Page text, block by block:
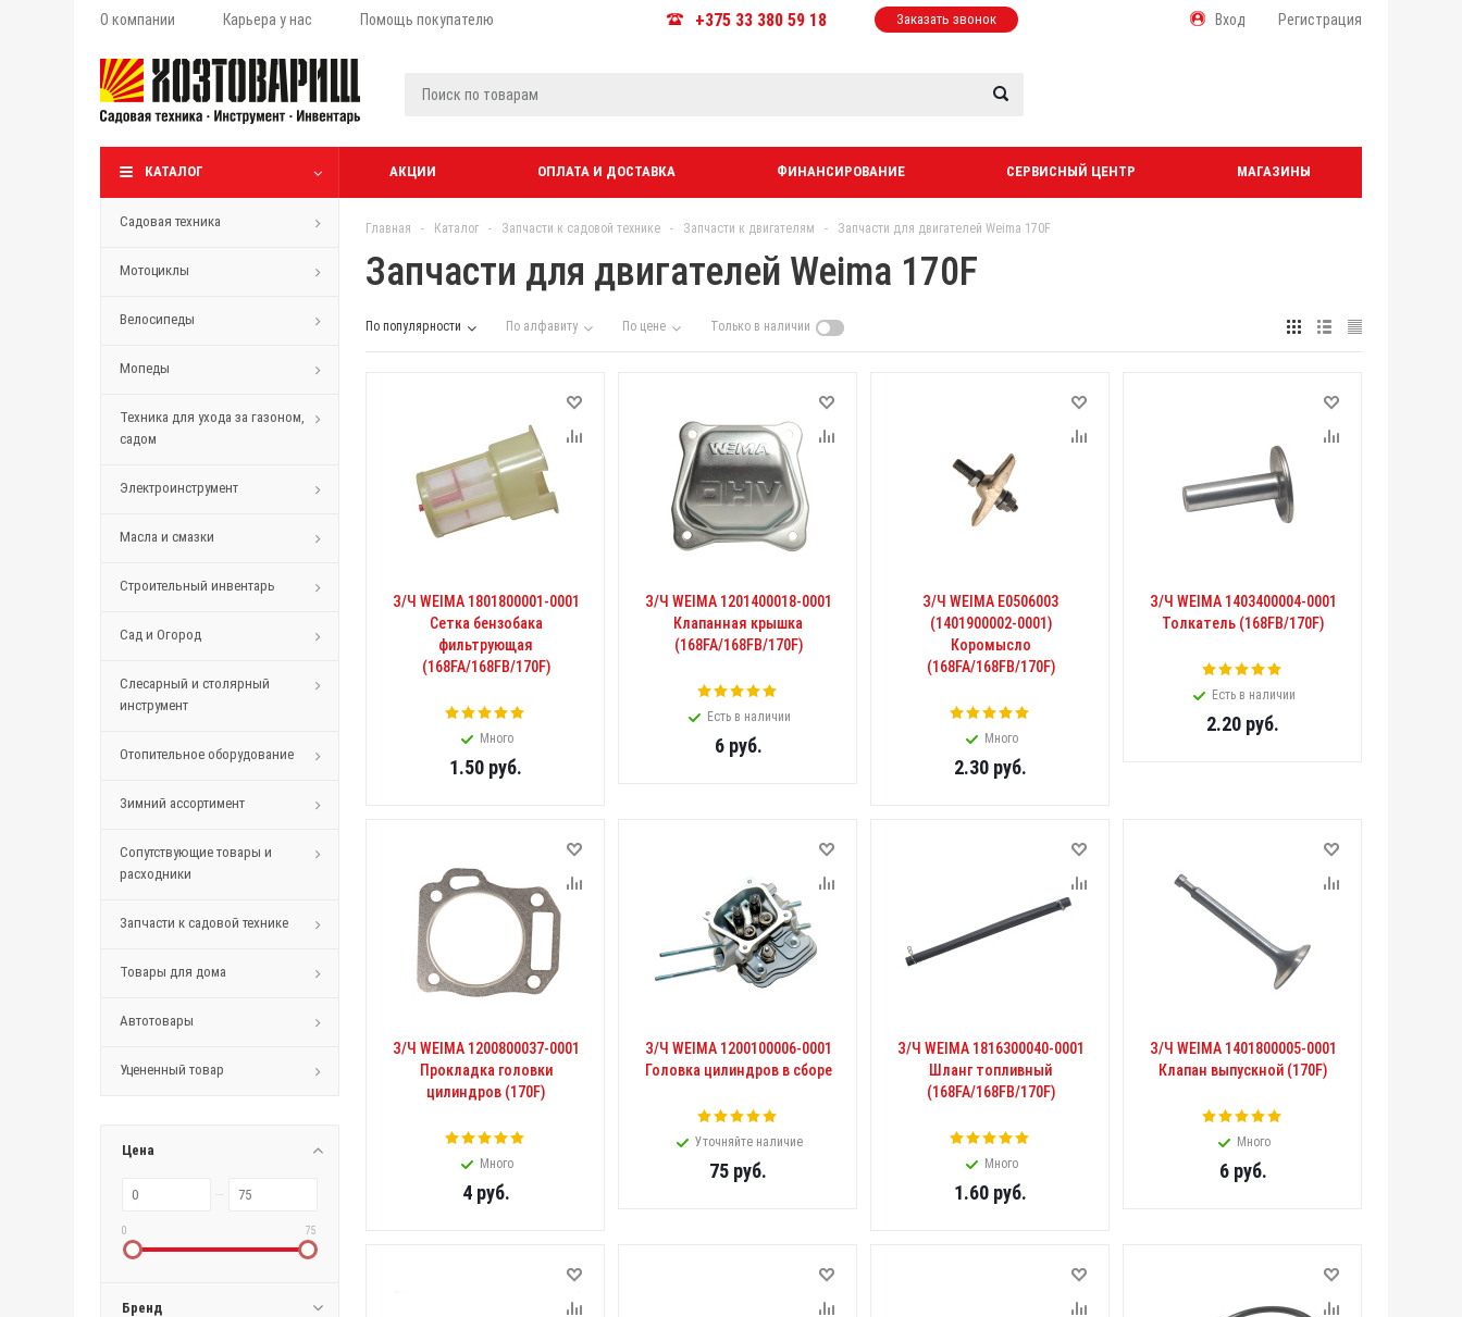
О компании Карьера у нас Помощь покупателю +375 33 380 59 18 Заказать звонок Вход Регистрация
КАТАЛОГ АКЦИИ ОПЛАТА И ДОСТАВКА ФИНАНСИРОВАНИЕ СЕРВИСНЫЙ ЦЕНТР МАГАЗИНЫ
Садовая техника
Мотоциклы
Велосипеды
Мопеды
Техника для ухода за газоном,
садом
Электроинструмент
Масла и смазки
Строительный инвентарь
Сад и Огород
Слесарный и столярный
инструмент
Отопительное оборудование
Зимний ассортимент
Сопутствующие товары и
расходники
Запчасти к садовой технике
Товары для дома
Автотовары
Уцененный товар
Цена
0 75
Бренд
Главная - Каталог - Запчасти к садовой технике - Запчасти к двигателям - Запчасти для двигателей Weima 170F
Запчасти для двигателей Weima 170F
По популярности По алфавиту По цене Только в наличии
З/Ч WEIMA 1801800001-0001
Сетка бензобака
фильтрующая
(168FA/168FB/170F)
Много
1.50 руб.
З/Ч WEIMA 1201400018-0001
Клапанная крышка
(168FA/168FB/170F)
Есть в наличии
6руб.
З/Ч WEIMA E0506003
(1401900002-0001)
Коромысло
(168FA/168FB/170F)
Много
2.30 руб.
З/Ч WEIMA 1403400004-0001
Толкатель (168FB/170F)
Есть в наличии
2.20 руб.
З/Ч WEIMA 1200800037-0001
Прокладка головки
цилиндров (170F)
Много
4руб.
З/Ч WEIMA 1200100006-0001
Головка цилиндров в сборе
Уточняйте наличие
75 руб.
З/Ч WEIMA 1816300040-0001
Шланг топливный
(168FA/168FB/170F)
Много
1.60 руб.
З/Ч WEIMA 1401800005-0001
Клапан выпускной (170F)
Много
6руб.